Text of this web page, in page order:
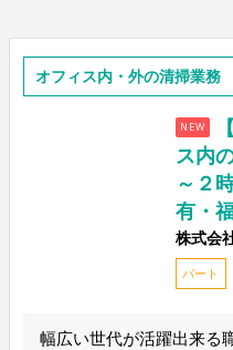
オフィス内・外の清掃業務
NEW
ス内
～２
有・
株式会
パート
幅広い世代が活躍出来る